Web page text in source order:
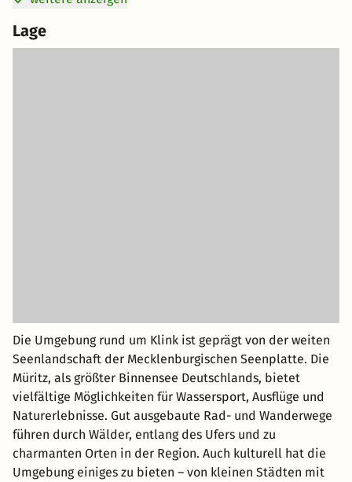
Lage
Die Umgebung rund um Klink ist geprägt von der weiten
Seenlandschaft der Mecklenburgischen Seenplatte. Die
Müritz, als größter Binnensee Deutschlands, bietet
vielfältige Möglichkeiten für Wassersport, Ausflüge und
Naturerlebnisse. Gut ausgebaute Rad- und Wanderwege
führen durch Wälder, entlang des Ufers und zu
charmanten Orten in der Region. Auch kulturell hat die
Umgebung einiges zu bieten – von kleinen Städten mit